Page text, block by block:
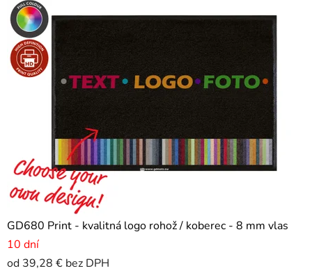
GD680 Print - kvalitná logo rohož / koberec - 8 mm vlas
10 dní
od 39,28 € bez DPH